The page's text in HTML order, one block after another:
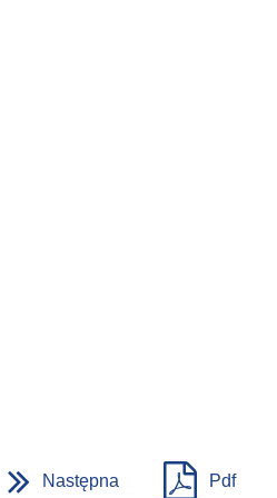
Następna Pdf